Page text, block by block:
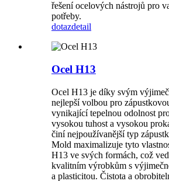
řešení ocelových nástrojů pro
potřeby.
dotazdetail
Ocel H13
Ocel H13 je díky svým
nejlepší volbou pro
vynikající tepelnou odolnost
vysokou tuhost a vysokou
činí nejpoužívanější typ
Mold maximalizuje tyto
H13 ve svých formách, což
kvalitním výrobkům s
a plasticitou. Čistota a